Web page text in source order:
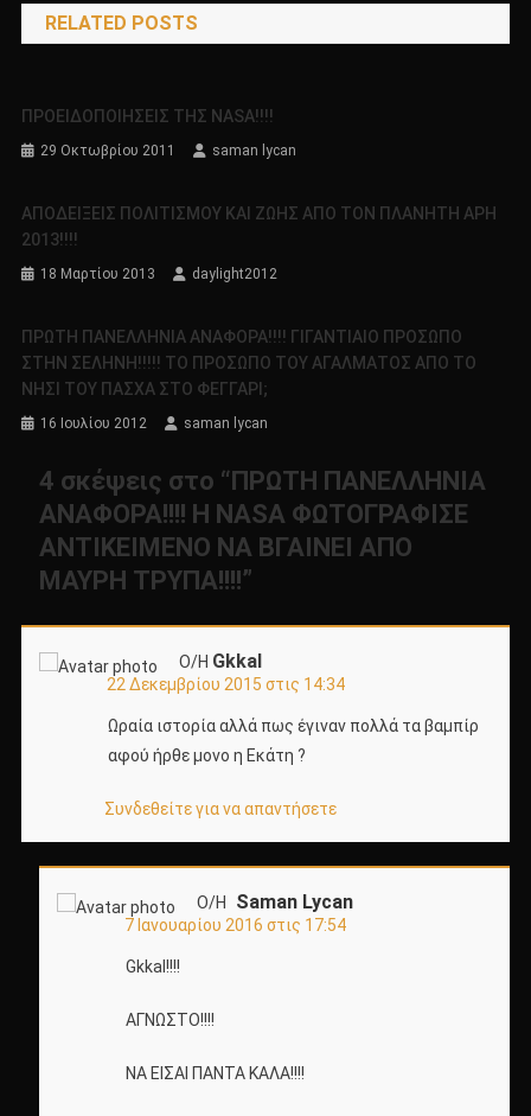
RELATED POSTS
ΠΡΟΕΙΔΟΠΟΙΗΣΕΙΣ ΤΗΣ NASA!!!!
29 Οκτωβρίου 2011 saman lycan
ΑΠΟΔΕΙΞΕΙΣ ΠΟΛΙΤΙΣΜΟΥ ΚΑΙ ΖΩΗΣ ΑΠΟ ΤΟΝ ΠΛΑΝΗΤΗ ΑΡΗ
2013!!!!
18 Μαρτίου 2013 daylight2012
ΠΡΩΤΗ ΠΑΝΕΛΛΗΝΙΑ ΑΝΑΦΟΡΑ!!!! ΓΙΓΑΝΤΙΑΙΟ ΠΡΟΣΩΠΟ
ΣΤΗΝ ΣΕΛΗΝΗ!!!!! ΤΟ ΠΡΟΣΩΠΟ ΤΟΥ ΑΓΑΛΜΑΤΟΣ ΑΠΟ ΤΟ
ΝΗΣΙ ΤΟΥ ΠΑΣΧΑ ΣΤΟ ΦΕΓΓΑΡΙ;
16 Ιουλίου 2012 saman lycan
4 σκέψεις στο “ΠΡΩΤΗ ΠΑΝΕΛΛΗΝΙΑ
ΑΝΑΦΟΡΑ!!!! Η ΝASA ΦΩΤΟΓΡΑΦΙΣΕ
ΑΝΤΙΚΕΙΜΕΝΟ ΝΑ ΒΓΑΙΝΕΙ ΑΠΟ
ΜΑΥΡΗ ΤΡΥΠΑ!!!!”
Ο/Η Gkkal
22 Δεκεμβρίου 2015 στις 14:34
Ωραία ιστορία αλλά πως έγιναν πολλά τα βαμπίρ
αφού ήρθε μονο η Εκάτη ?
Συνδεθείτε για να απαντήσετε
Ο/Η Saman Lycan
7 Ιανουαρίου 2016 στις 17:54
Gkkal!!!!
ΑΓΝΩΣΤΟ!!!!
ΝΑ ΕΙΣΑΙ ΠΑΝΤΑ ΚΑΛΑ!!!!